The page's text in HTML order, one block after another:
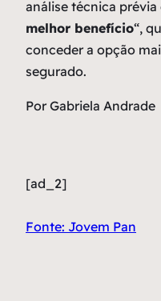
análise técnica prévia
melhor benefício“,
conceder a opção
segurado.
Por Gabriela Andrade
[ad_2]
Fonte: Jovem Pan